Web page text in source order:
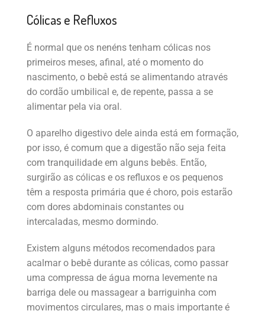
Cólicas e Refluxos
É normal que os nenéns tenham cólicas nos
primeiros meses, afinal, até o momento do
nascimento, o bebê está se alimentando através
do cordão umbilical e, de repente, passa a se
alimentar pela via oral.
O aparelho digestivo dele ainda está em formação,
por isso, é comum que a digestão não seja feita
com tranquilidade em alguns bebês. Então,
surgirão as cólicas e os refluxos e os pequenos
têm a resposta primária que é choro, pois estarão
com dores abdominais constantes ou
intercaladas, mesmo dormindo.
Existem alguns métodos recomendados para
acalmar o bebê durante as cólicas, como passar
uma compressa de água morna levemente na
barriga dele ou massagear a barriguinha com
movimentos circulares, mas o mais importante é